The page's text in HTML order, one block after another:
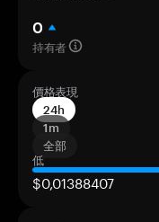
0
持有者
價格表現
24h
1m
全部
低
$0,01388407